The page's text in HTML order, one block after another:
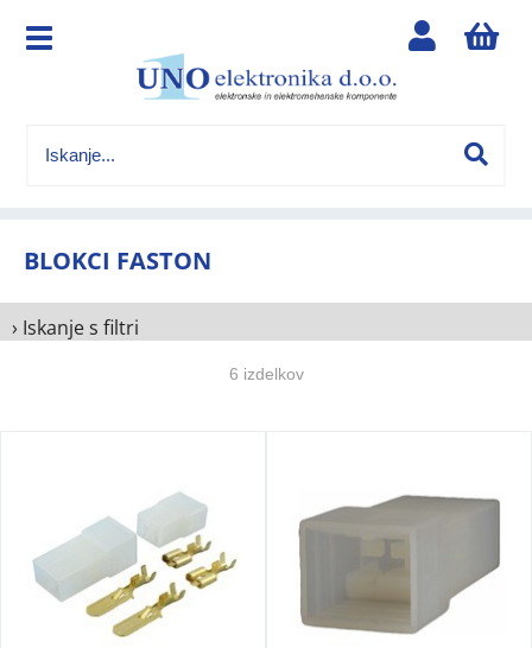
BLOKCI FASTON
› Iskanje s filtri
6 izdelkov